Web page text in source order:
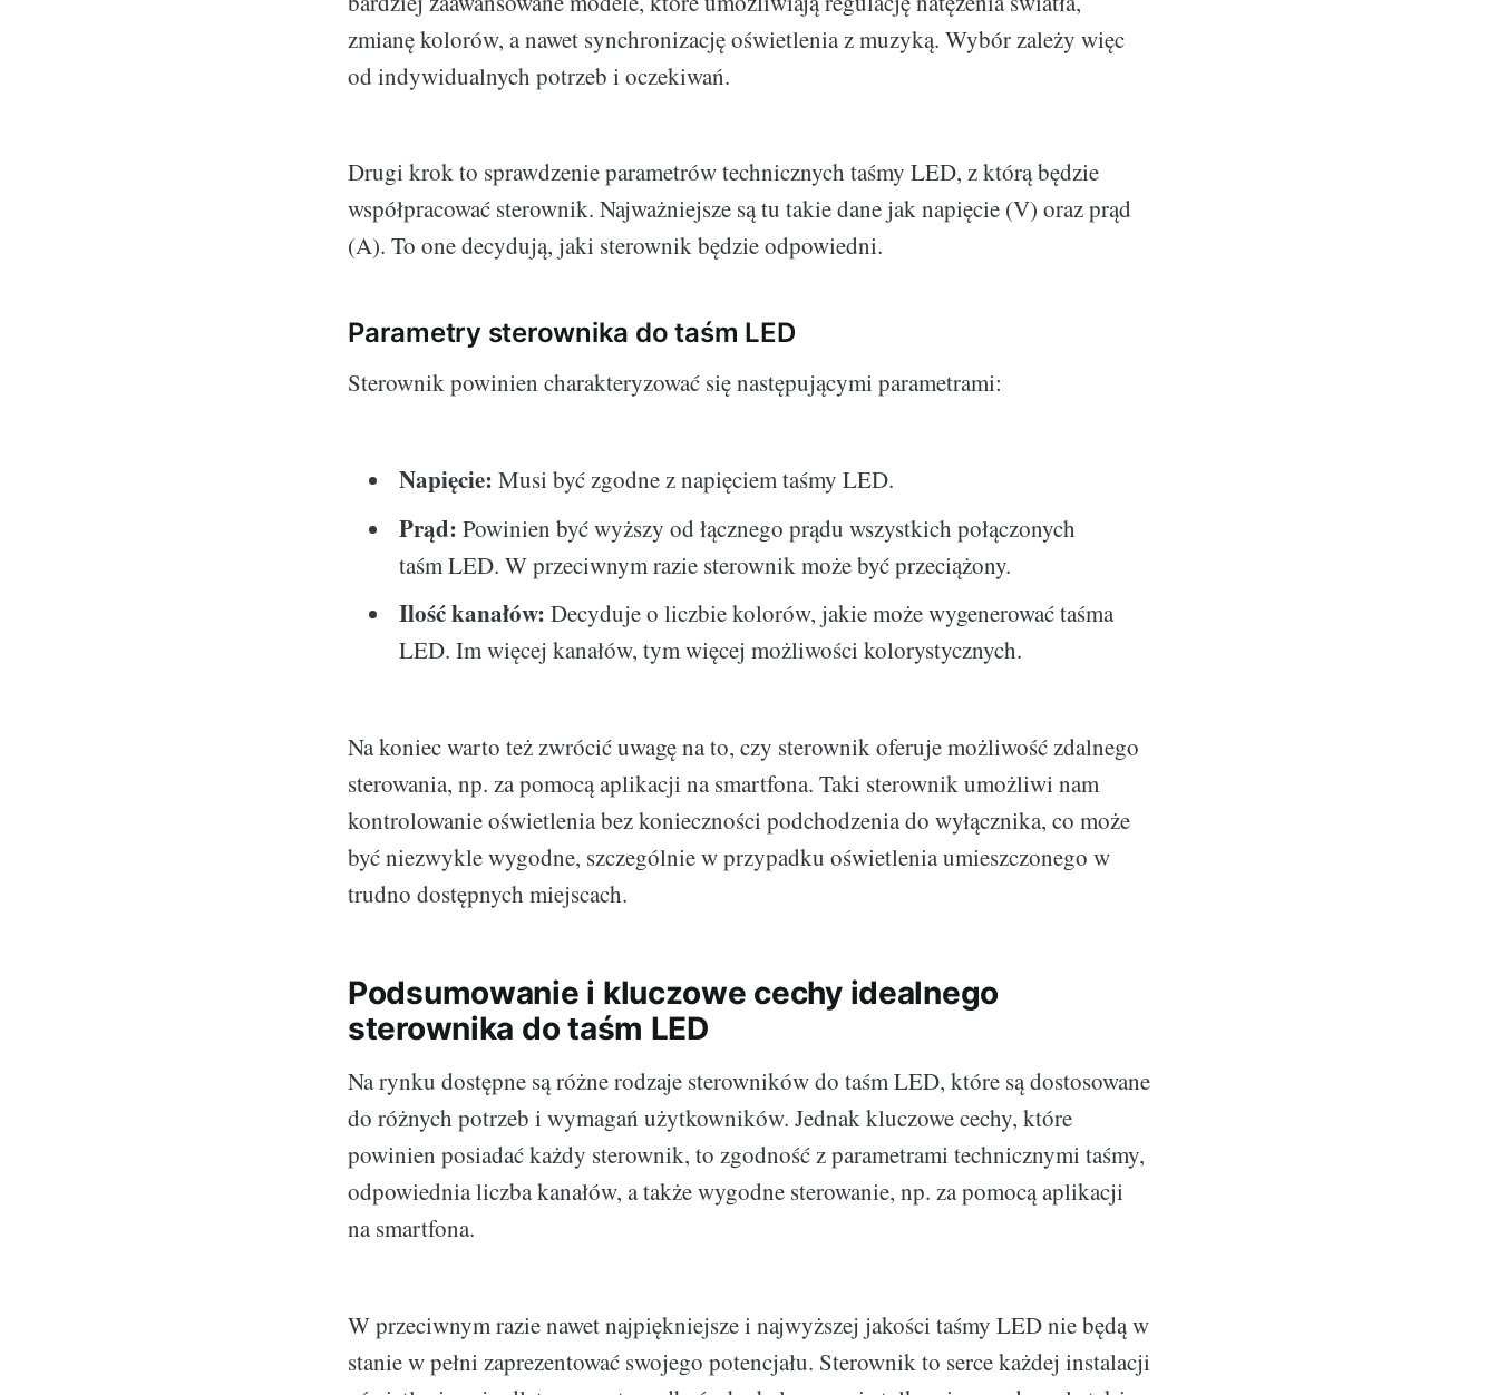
zmianę kolorów, a nawet synchronizację oświetlenia z muzyką. Wybór zależy więc
od indywidualnych potrzeb i oczekiwań.
Drugi krok to sprawdzenie parametrów technicznych taśmy LED, z którą będzie
współpracować sterownik. Najważniejsze są tu takie dane jak napięcie (V) oraz prąd
(A). To one decydują, jaki sterownik będzie odpowiedni.
Parametry sterownika do taśm LED
Sterownik powinien charakteryzować się następującymi parametrami:
Napięcie: Musi być zgodne z napięciem taśmy LED.
Prąd: Powinien być wyższy od łącznego prądu wszystkich połączonych
taśm LED. W przeciwnym razie sterownik może być przeciążony.
Ilość kanałów: Decyduje o liczbie kolorów, jakie może wygenerować taśma
LED. Im więcej kanałów, tym więcej możliwości kolorystycznych.
Na koniec warto też zwrócić uwagę na to, czy sterownik oferuje możliwość zdalnego
sterowania, np. za pomocą aplikacji na smartfona. Taki sterownik umożliwi nam
kontrolowanie oświetlenia bez konieczności podchodzenia do wyłącznika, co może
być niezwykle wygodne, szczególnie w przypadku oświetlenia umieszczonego w
trudno dostępnych miejscach.
Podsumowanie i kluczowe cechy idealnego
sterownika do taśm LED
Na rynku dostępne są różne rodzaje sterowników do taśm LED, które są dostosowane
do różnych potrzeb i wymagań użytkowników. Jednak kluczowe cechy, które
powinien posiadać każdy sterownik, to zgodność z parametrami technicznymi taśmy,
odpowiednia liczba kanałów, a także wygodne sterowanie, np. za pomocą aplikacji
na smartfona.
W przeciwnym razie nawet najpiękniejsze i najwyższej jakości taśmy LED nie będą w
stanie w pełni zaprezentować swojego potencjału. Sterownik to serce każdej instalacji